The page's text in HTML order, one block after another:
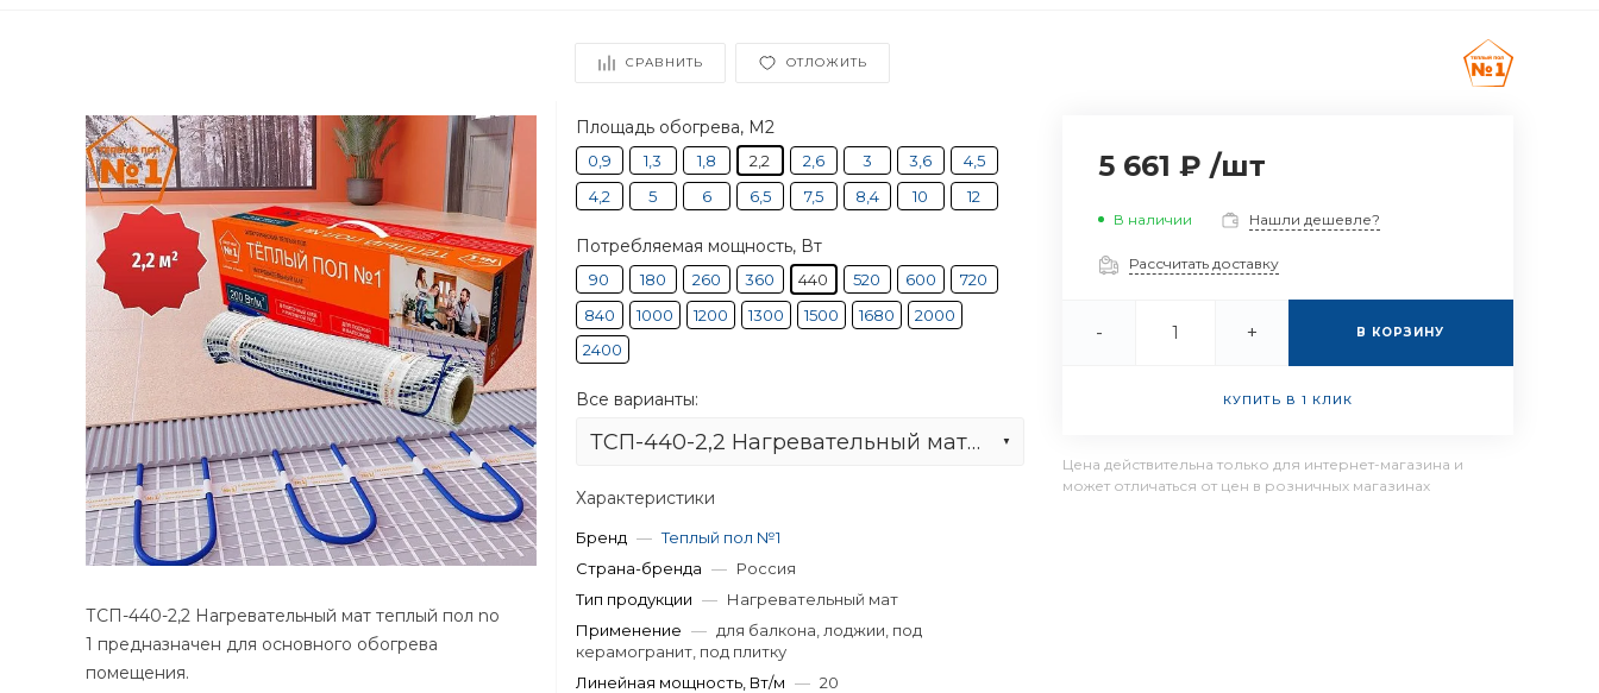
СРАВНИТЬ ОТЛОЖИТЬ
ТСП-440-2,2 Нагревательный мат теплый пол no
1 предназначен для основного обогрева
помещения.
Площадь обогрева, М2
0,9 1,3 1,8 2,2 2,6 3 3,6
4,5
4,2
5 6 6,5 7,5 8,4 10 12
Потребляемая мощность, Вт
90 180 260 360 440 520 600
720
840
1000 1200 1300 1500 1680
2000
2400
Все варианты:
ТСП-440-2,2 Нагревательный мат теплый пол no 1
Характеристики
Бренд — Теплый пол №1
Страна-бренда — Россия
Тип продукции — Нагревательный мат
Применение — для балкона, лоджии, под
керамогранит, под плитку
Линейная мощность, Вт/м — 20
5 661 ₽/шт
В наличии Нашли дешевле?
Рассчитать доставку
- + В КОРЗИНУ
КУПИТЬ В 1 КЛИК
Цена действительна только для интернет-магазина и
может отличаться от цен в розничных магазинах